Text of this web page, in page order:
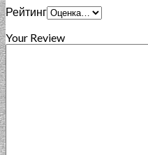
Рейтинг
Your Review